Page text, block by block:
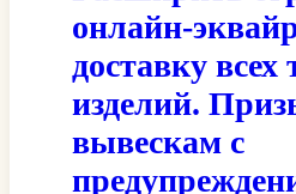
онлайн-
доставку
изделий.
вывескам с